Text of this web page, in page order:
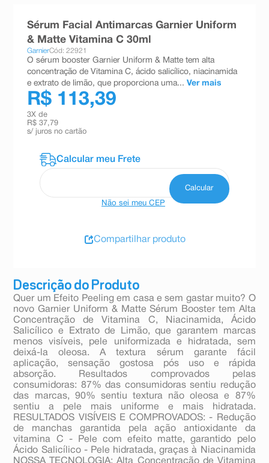
Descrição do Produto
Quer um Efeito Peeling em casa e sem gastar muito? O
novo Garnier Uniform & Matte Sérum Booster tem Alta
Concentração de Vitamina C, Niacinamida, Ácido
Salicílico e Extrato de Limão, que garantem marcas
menos visíveis, pele uniformizada e hidratada, sem
deixá-la oleosa. A textura sérum garante fácil
aplicação, sensação gostosa pós uso e rápida
absorção. Resultados comprovados pelas
consumidoras: 87% das consumidoras sentiu redução
das marcas, 90% sentiu textura não oleosa e 87%
sentiu a pele mais uniforme e mais hidratada.
RESULTADOS VISÍVEIS E COMPROVADOS: - Redução
de manchas garantida pela ação antioxidante da
vitamina C - Pele com efeito matte, garantido pelo
Ácido Salicílico - Pele hidratada, graças à Niacinamida
Sérum Facial Antimarcas Garnier Uniform
& Matte Vitamina C 30ml
GarnierCód: 22921
O sérum booster Garnier Uniform & Matte tem alta
concentração de Vitamina C, ácido salicílico, niacinamida
e extrato de limão, que proporciona uma... Ver mais
R$ 113,39
3X de
R$ 37,79
s/ juros no cartão
Não sei meu CEP
Compartilhar produto
teste gravidez
10ºesmalte